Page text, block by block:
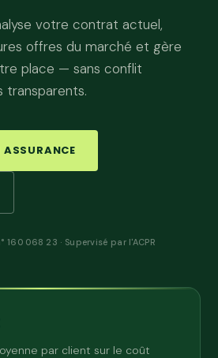
votre contrat actuel,
offres du marché et gère
place — sans conflit
transparents.
160 068 23 · Supervisé par l'ACPR
par client sur le coût